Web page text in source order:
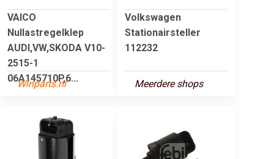
VAICO
Nullastregelklep
AUDI,VW,SKODA V10-
2515-1
06A145710P,6...
Winparts.nl
Volkswagen
Stationairsteller
112232
Meerdere shops